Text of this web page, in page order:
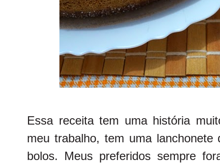
Essa receita tem uma história
meu trabalho, tem uma
bolos. Meus preferidos sempre